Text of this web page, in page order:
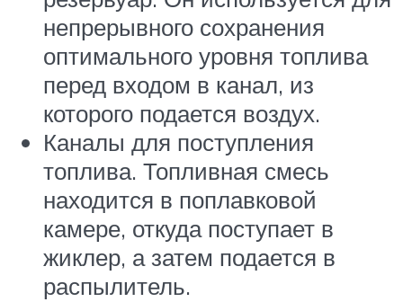
непрерывного сохранения
оптимального уровня топлива
перед входом в канал, из
которого подается воздух.
Каналы для поступления
топлива. Топливная смесь
находится в поплавковой
камере, откуда поступает в
жиклер, а затем подается в
распылитель.